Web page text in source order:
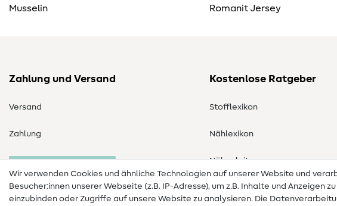
Musselin
Romanit Jersey
Zahlung und Versand
Versand
Zahlung
Kostenlose Ratgeber
Stofflexikon
Nählexikon
Nähanleitungen
Wir verwenden Cookies und ähnliche Technologien auf unserer Website und
Besucher:innen unserer Webseite (z.B. IP-Adresse), um z.B. Inhalte und Anzeigen
einzubinden oder Zugriffe auf unsere Website zu analysieren. Die